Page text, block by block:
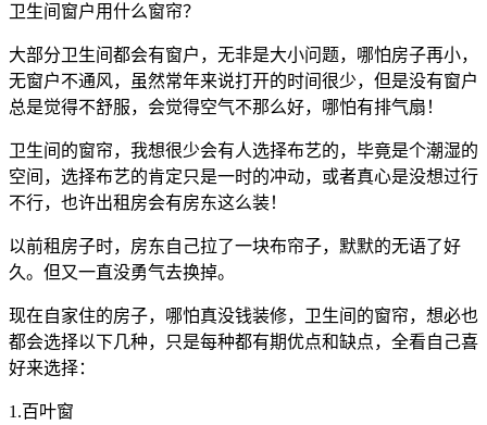
卫生间窗户用什么窗帘？
大部分卫生间都会有窗户，无非是大小问题，哪怕房子再小，
无窗户不通风，虽然常年来说打开的时间很少，但是没有窗户
总是觉得不舒服，会觉得空气不那么好，哪怕有排气扇！
卫生间的窗帘，我想很少会有人选择布艺的，毕竟是个潮湿的
空间，选择布艺的肯定只是一时的冲动，或者真心是没想过行
不行，也许出租房会有房东这么装！
以前租房子时，房东自己拉了一块布帘子，默默的无语了好
久。但又一直没勇气去换掉。
现在自家住的房子，哪怕真没钱装修，卫生间的窗帘，想必也
都会选择以下几种，只是每种都有期优点和缺点，全看自己喜
好来选择：
1.百叶窗